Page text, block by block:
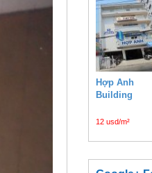
Hợp Anh
Building
12 usd/m²